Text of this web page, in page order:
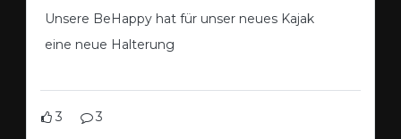
Unsere BeHappy hat für unser neues Kajak
eine neue Halterung
3 3